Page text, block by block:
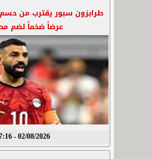
طرابزون سبور يقترب من
عرضاً ضخماً لضم
02/08/2026 - 7:16 ص